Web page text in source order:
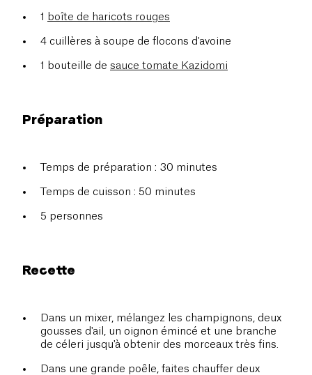
1 boîte de haricots rouges
4 cuillères à soupe de flocons d'avoine
1 bouteille de sauce tomate Kazidomi
Préparation
Temps de préparation : 30 minutes
Temps de cuisson : 50 minutes
5 personnes
Recette
Dans un mixer, mélangez les champignons, deux
gousses d'ail, un oignon émincé et une branche
de céleri jusqu'à obtenir des morceaux très fins.
Dans une grande poêle, faites chauffer deux